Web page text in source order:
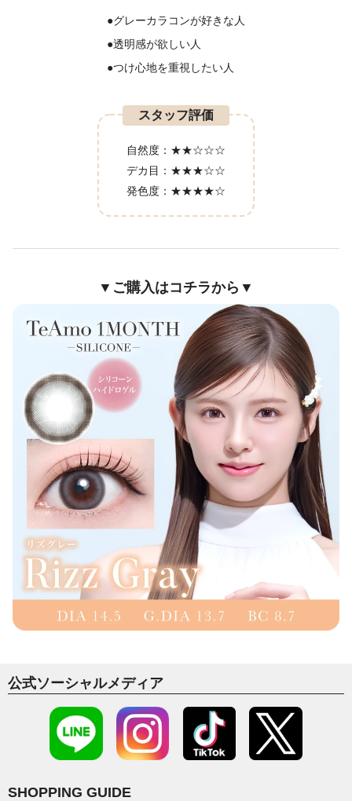
●グレーカラコンが好きな人
●透明感が欲しい人
●つけ心地を重視したい人
スタッフ評価
自然度： ★★☆☆☆
デカ目： ★★★☆☆
発色度： ★★★★☆
▼ご購入はコチラから▼
公式ソーシャルメディア
SHOPPING GUIDE